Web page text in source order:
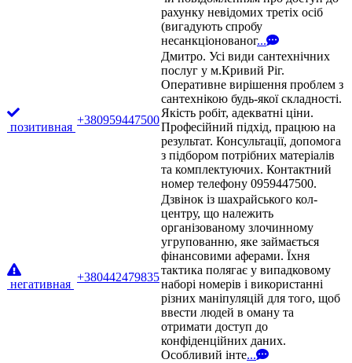
рахунку невідомих третіх осіб
(вигадують спробу
несанкціонованог...
позитивная
+380959447500
Дмитро. Усі види сантехнічних
послуг у м.Кривий Ріг.
Оперативне вирішення проблем з
сантехнікою будь-якої складності.
Якість робіт, адекватні ціни.
Професійний підхід, працюю на
результат. Консультації, допомога
з підбором потрібних матеріалів
та комплектуючих. Контактний
номер телефону 0959447500.
негативная
+380442479835
Дзвінок із шахрайського кол-
центру, що належить
організованому злочинному
угрупованню, яке займається
фінансовими аферами. Їхня
тактика полягає у випадковому
наборі номерів і використанні
різних маніпуляцій для того, щоб
ввести людей в оману та
отримати доступ до
конфіденційних даних.
Особливий інте...